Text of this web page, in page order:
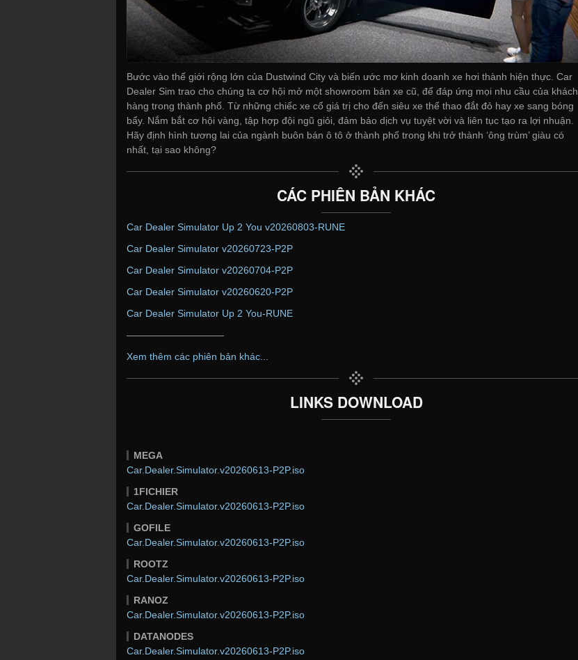
Bước vào thế giới rộng lớn của Dustwind City và biến ước mơ kinh doanh xe hơi thành hiện thực. Car
Dealer Sim trao cho chúng ta cơ hội mở một showroom bán xe cũ, để đáp ứng mọi nhu cầu của khách
hàng trong thành phố. Từ những chiếc xe cổ giá trị cho đến siêu xe thể thao đắt đỏ hay xe sang bóng
bẩy. Nắm bắt cơ hội vàng, tập hợp đội ngũ giỏi, đảm bảo dịch vụ tuyệt vời và liên tục tạo ra lợi nhuận.
Hãy định hình tương lai của ngành buôn bán ô tô ở thành phố trong khi trở thành ‘ông trùm’ giàu có
nhất, tại sao không?
CÁC PHIÊN BẢN KHÁC
Car Dealer Simulator Up 2 You v20260803-RUNE
Car Dealer Simulator v20260723-P2P
Car Dealer Simulator v20260704-P2P
Car Dealer Simulator v20260620-P2P
Car Dealer Simulator Up 2 You-RUNE
——————————
Xem thêm các phiên bản khác...
LINKS DOWNLOAD
MEGA
Car.Dealer.Simulator.v20260613-P2P.iso
1FICHIER
Car.Dealer.Simulator.v20260613-P2P.iso
GOFILE
Car.Dealer.Simulator.v20260613-P2P.iso
ROOTZ
Car.Dealer.Simulator.v20260613-P2P.iso
RANOZ
Car.Dealer.Simulator.v20260613-P2P.iso
DATANODES
Car.Dealer.Simulator.v20260613-P2P.iso